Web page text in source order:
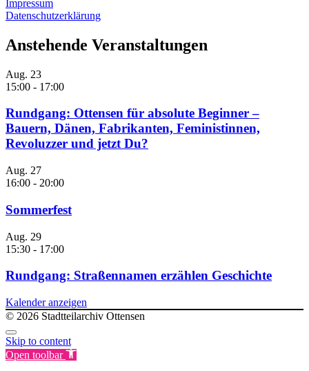
Impressum
Datenschutzerklärung
Anstehende Veranstaltungen
Aug. 23
15:00 - 17:00
Rundgang: Ottensen für absolute Beginner –
Bauern, Dänen, Fabrikanten, Feministinnen,
Revoluzzer und jetzt Du?
Aug. 27
16:00 - 20:00
Sommerfest
Aug. 29
15:30 - 17:00
Rundgang: Straßennamen erzählen Geschichte
Kalender anzeigen
© 2026 Stadtteilarchiv Ottensen
Skip to content
Open toolbar